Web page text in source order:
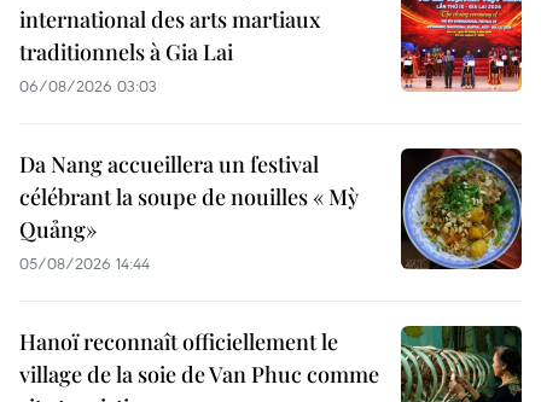
international des arts martiaux
traditionnels à Gia Lai
06/08/2026 03:03
Da Nang accueillera un festival
célébrant la soupe de nouilles « Mỳ
Quảng»
05/08/2026 14:44
Hanoï reconnaît officiellement le
village de la soie de Van Phuc comme